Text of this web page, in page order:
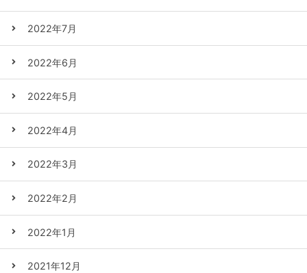
2022年7月
2022年6月
2022年5月
2022年4月
2022年3月
2022年2月
2022年1月
2021年12月